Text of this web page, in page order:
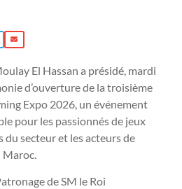
El Hassan a présidé, mardi
d’ouverture de la troisième
Expo 2026, un événement
pour les passionnés de jeux
du secteur et les acteurs de
Maroc.
de SM le Roi